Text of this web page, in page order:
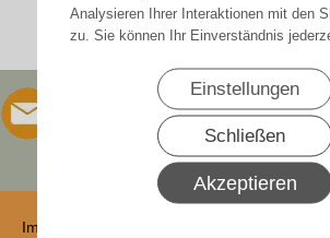
Analysieren Ihrer Interaktionen mit den
zu. Sie können Ihr Einverständnis
Einstellungen
Schließen
Akzeptieren
Impressum